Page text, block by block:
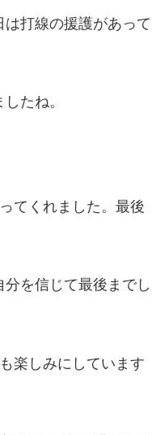
は打線の援護があって
たね。
てくれました。最後
を信じて最後までし
楽しみにしています